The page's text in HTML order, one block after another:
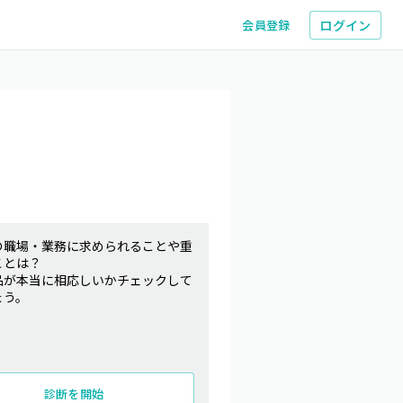
会員登録 ログイン
場・業務に求められることや重
は？
本当に相応しいかチェックして
。
診断を開始